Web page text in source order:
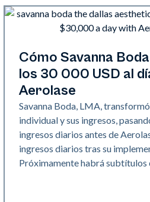
Neo + Era | Presentaciones
Cómo Savanna
los 30 000 USD al
Aerolase
Savanna Boda, LMA,
individual y sus ingresos,
ingresos diarios antes de
ingresos diarios tras su
Próximamente habrá subtítulos